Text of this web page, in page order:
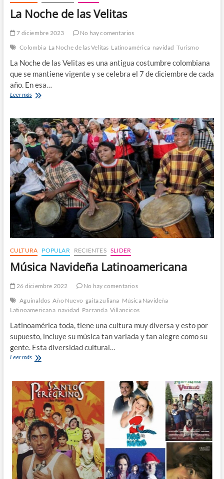
La Noche de las Velitas
7 diciembre 2023
No hay comentarios
Colombia La Noche de las Velitas Latinoamérica navidad Turismo
La Noche de las Velitas es una antigua costumbre colombiana
que se mantiene vigente y se celebra el 7 de diciembre de cada
año. En esa…
Leer másLa
las
Velitas
CULTURA POPULAR RECIENTES SLIDER
Música Navideña Latinoamericana
26 diciembre 2022
No hay comentarios
Aguinaldos Año Nuevo gaita zuliana Música Navideña
Latinoamericana navidad Parranda Villancicos
Latinoamérica toda, tiene una cultura muy diversa y esto por
supuesto, incluye su música tan variada y tan alegre como su
gente. Esta diversidad cultural…
Leer másMúsica